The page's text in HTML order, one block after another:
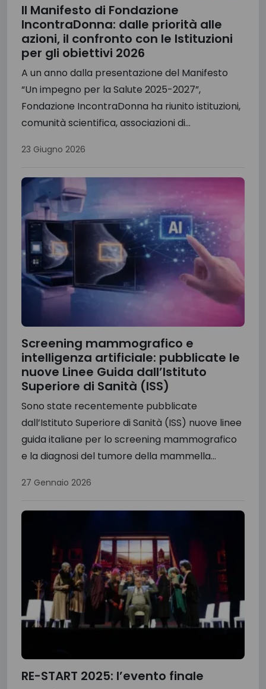
Il Manifesto di Fondazione
IncontraDonna: dalle priorità alle
azioni, il confronto con le Istituzioni
per gli obiettivi 2026
A un anno dalla presentazione del Manifesto
“Un impegno per la Salute 2025-2027”,
Fondazione IncontraDonna ha riunito istituzioni,
comunità scientifica, associazioni di...
23 Giugno 2026
Screening mammografico e
intelligenza artificiale: pubblicate le
nuove Linee Guida dall’Istituto
Superiore di Sanità (ISS)
Sono state recentemente pubblicate
dall’Istituto Superiore di Sanità (ISS) nuove linee
guida italiane per lo screening mammografico
e la diagnosi del tumore della mammella...
27 Gennaio 2026
RE-START 2025: l’evento finale